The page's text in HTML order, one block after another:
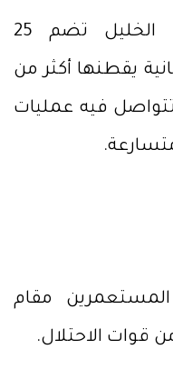
وأشارت إلى أن محافظة الخليل تضم 25
استيطانية يقطنها أكثر من
فيه عمليات
مقام
الاحتلال.